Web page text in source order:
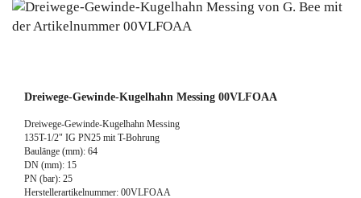
Dreiwege-Gewinde-Kugelhahn Messing 00VLFOAA
Dreiwege-Gewinde-Kugelhahn Messing
135T-1/2" IG PN25 mit T-Bohrung
Baulänge (mm): 64
DN (mm): 15
PN (bar): 25
Herstellerartikelnummer: 00VLFOAA